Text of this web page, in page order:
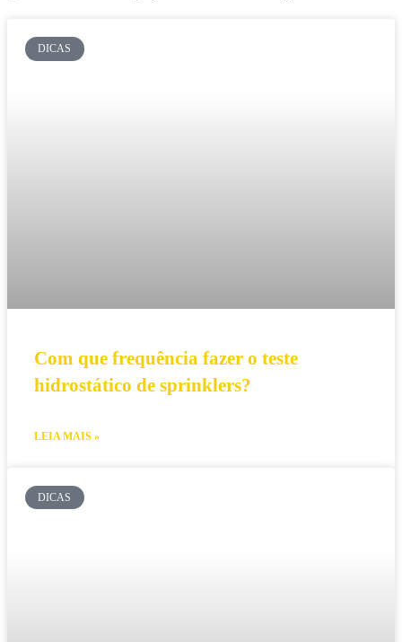
DICAS
Com que frequência fazer o teste
hidrostático de sprinklers?
LEIA MAIS »
DICAS